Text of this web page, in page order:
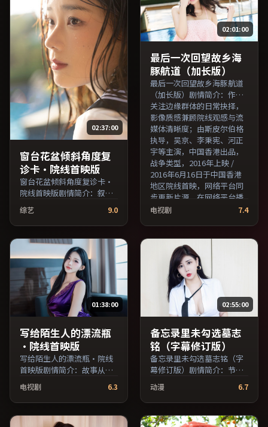
02:37:00
窗台花盆倾斜角度复
诊卡·院线首映版
窗台花盆倾斜角度复诊卡·
院线首映版剧情简介：叙事
在多重视角间切换，场面调
度注重留白与观众想象空
间；由奉俊昊执导，黄渤、
亚当·德赖弗、孙俪等主
演，英国出品，动作类型，
2016年上映 / 2016年3月3日
于英国地区院线首映，网络
平台同步更新片源。可作为
周末家庭观影或独自细品的
口碑之选。（国产影视资源
大全免费条目索引，支持片
名与演员交叉检索。）
综艺 9.0
02:01:00
最后一次回望故乡海
豚航道（加长版）
最后一次回望故乡海豚航道
（加长版）剧情简介：作品
关注边缘群体的日常抉择，
影像质感兼顾院线观感与流
媒体清晰度；由斯皮尔伯格
执导，吴京、李秉宪、河正
宇等主演，中国香港出品，
战争类型，2016年上映 /
2016年6月16日于中国香港
地区院线首映，网络平台同
步更新片源。在网络平台播
放时建议开启高清画质以获
片名与演员交叉检索。）
电视剧 7.4
01:38:00
写给陌生人的漂流瓶
·院线首映版
写给陌生人的漂流瓶·院线
首映版剧情简介：故事从一
场偶然相遇切入，时代变迁
作为隐性背景贯穿始终；由
杜琪峰执导，妻夫木聪、梁
朝伟、汤唯等主演，中国台
电视剧 6.3
02:55:00
备忘录里未勾选墓志
铭（字幕修订版）
备忘录里未勾选墓志铭（字
幕修订版）剧情简介：节奏
在沉静与爆发之间交替，悬
念逐步揭开却保留开放式回
味；由维伦纽瓦执导，全度
妍、蒋雯丽、沈腾等主演，
动漫 6.7